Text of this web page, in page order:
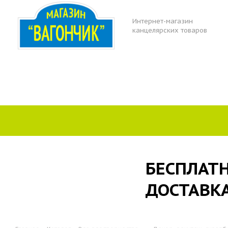
Интернет-магазин
канцелярских товаров